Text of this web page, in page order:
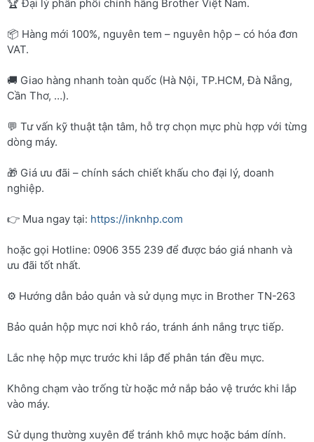
🏆 Đại lý phân phối chính hãng Brother Việt Nam.
📦 Hàng mới 100%, nguyên tem – nguyên hộp – có hóa đơn
VAT.
🚚 Giao hàng nhanh toàn quốc (Hà Nội, TP.HCM, Đà Nẵng,
Cần Thơ, …).
💬 Tư vấn kỹ thuật tận tâm, hỗ trợ chọn mực phù hợp với từng
dòng máy.
🎁 Giá ưu đãi – chính sách chiết khấu cho đại lý, doanh
nghiệp.
👉 Mua ngay tại: https://inknhp.com
hoặc gọi Hotline: 0906 355 239 để được báo giá nhanh và
ưu đãi tốt nhất.
⚙️ Hướng dẫn bảo quản và sử dụng mực in Brother TN-263
Bảo quản hộp mực nơi khô ráo, tránh ánh nắng trực tiếp.
Lắc nhẹ hộp mực trước khi lắp để phân tán đều mực.
Không chạm vào trống từ hoặc mở nắp bảo vệ trước khi lắp
vào máy.
Sử dụng thường xuyên để tránh khô mực hoặc bám dính.